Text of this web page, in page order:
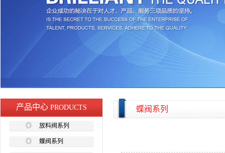
产品中心 PRODUCTS
◎ 放料阀系列
◎ 蝶阀系列
蝶阀系列